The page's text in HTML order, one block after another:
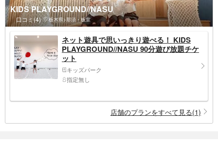
KIDS PLAYGROUND//NASU
口コミ(4) 栃木県>那須・板室
ネット遊具で思いっきり遊べる！ KIDS
PLAYGROUND//NASU 90分遊び放題チケ
ット
キッズパーク
指定無し
店舗のプランをすべて見る(1)